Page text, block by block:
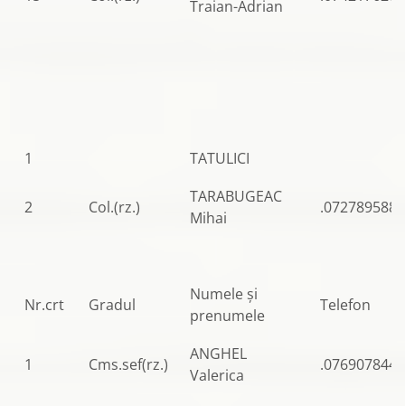
Traian-Adrian
1 TATULICI
2 Col.(rz.)
TARABUGEAC
Mihai
.0727895888
Nr.crt Gradul
Numele şi
prenumele
Telefon
1 Cms.sef(rz.)
ANGHEL
Valerica
.0769078445